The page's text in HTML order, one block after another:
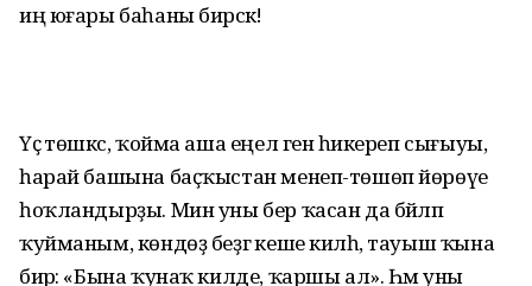
иң юғары баһаны бирәсәк!
Үҫә төшкәс, ҡойма аша еңел генә һикереп сығыуы,
һарай башына баҫҡыстан менеп-төшөп йөрөүе
һоҡландырҙы. Мин уны бер ҡасан да бәйләп
ҡуйманым, көндөҙ беҙгә кеше килһә, тауыш ҡына
бирә: «Бына ҡунаҡ килде, ҡаршы ал». Һәм уны